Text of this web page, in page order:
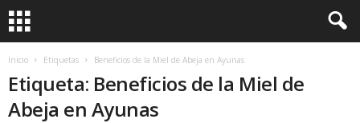
Inicio Etiquetas Beneficios de la Miel de Abeja en Ayunas
Etiqueta: Beneficios de la Miel de
Abeja en Ayunas